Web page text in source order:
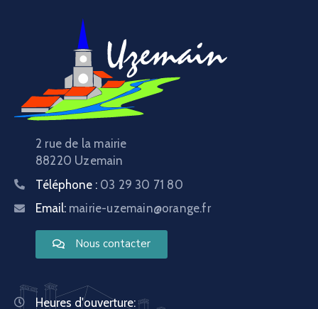
2 rue de la mairie
88220 Uzemain
Téléphone : 03 29 30 71 80
Email: mairie-uzemain@orange.fr
Nous contacter
Heures d'ouverture: